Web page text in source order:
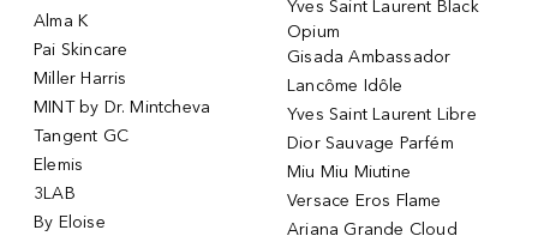
Alma K
Pai Skincare
Miller Harris
MINT by Dr. Mintcheva
Tangent GC
Elemis
3LAB
By Eloise
Yves Saint Laurent Black
Opium
Gisada Ambassador
Lancôme Idôle
Yves Saint Laurent Libre
Dior Sauvage Parfém
Miu Miu Miutine
Versace Eros Flame
Ariana Grande Cloud